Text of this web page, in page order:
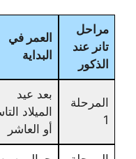
مراحل
تانر عند
الذكور
العمر في
البداية
المرحلة
1
بعد عيد
الميلاد
أو العاشر